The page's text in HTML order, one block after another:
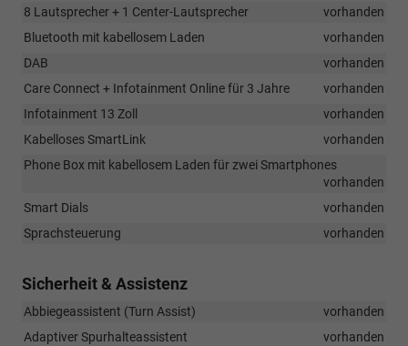
8 Lautsprecher + 1 Center-Lautsprecher
vorhanden
Bluetooth mit kabellosem Laden
vorhanden
DAB
vorhanden
Care Connect + Infotainment Online für 3 Jahre
vorhanden
Infotainment 13 Zoll
vorhanden
Kabelloses SmartLink
vorhanden
Phone Box mit kabellosem Laden für zwei Smartphones
vorhanden
Smart Dials
vorhanden
Sprachsteuerung
vorhanden
Sicherheit & Assistenz
Abbiegeassistent (Turn Assist)
vorhanden
Adaptiver Spurhalteassistent
vorhanden